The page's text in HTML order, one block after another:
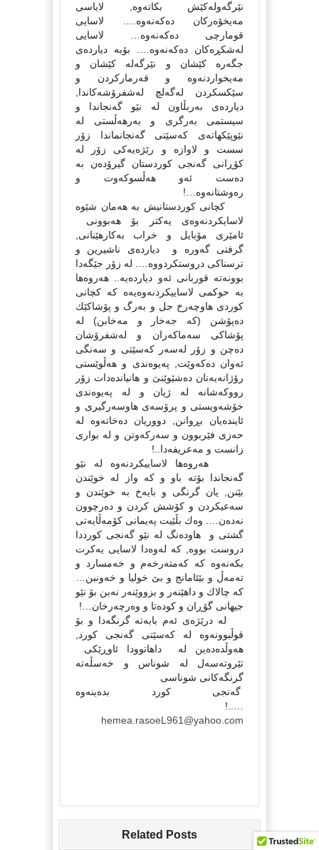
نێرگەولەكێش بكاتەوە, لایاسى
مەیخۆەركان دەكەنەوە…. لاسایى
قومارچى دەكەنەوە… لاسایى
لەشكڕەكان دەكەنەوە…. بۆیە دیاردەى
جگەرە كێشان و نێرگەلە كێشان و
مەیخواردنەوە و قەرماركردن و
سێكسكردن لەگەلچ لەشفرۆشەكاندا,
دیاردەى بەربڵاون لە نێو گەنجاندا و
سیستمى بەرگرى و بەرهەڵستى لە
نێوپێكهاتەى كەسێتى گەنجانماندا زۆر
سست و لاوازە و رێژەیەكى زۆر لە
كۆڕانى گەنجى كوردستان گیرۆدەن بە
دەست ئەو هەڵسوكەوت و
رەوشتانەوە…!
كچانى كوردستانیش بە هەمان شێوە
لاسایكردنەوەى یەكتر بۆ هەبوونى
ئامێرى مۆبایل و خراب بەكارهێنانى,
گرفتى گەورە و دیاردەى ناشیرین و
ترسناكى دروستكردووە…. لە زۆر جێگەدا
بوونەتە قوربانى ئەو دیاردەیە.. هەروەها
بە حوكمى لاساییكردنەوەیەە كە كچانى
كوردى هاوچەرخ جل و بەرگ و پۆشاكێك
دەپۆشن (كە جەخار و مەخابن) لە
پۆشاكى سەماكەران و لەشفرۆشان
دەچن و زۆر لەسەر كەسێتى و سەنگى
ئەوان دەكەوێت, پەیوەندى و هەڵوێستى
رۆژانەیەنان دەشێوێنىَ و هانیاندەدات زۆر
رووكەشانە لە ژیان و لە پەیوەندى
خۆشەویستى و پرۆسەى هاوسەرگیرى و
ئایندەیان بڕوانن, دووریان دەخاتەوە لە
حەزى فێربوون و سەركەوتن و لە بوارى
زانست و مەعریفەدا..!
هەروەها لاساییكردنەوە لە نێو
گەنجاندا بۆتە باو و كە واز لە خوێندن
بێنن, یان گرنگى و بایەخ بە خوێندن و
سەعیكردن و كۆشش كردن و دەرچوون
نەدەن…. وەك بڵێیت پەیمانى كۆمەڵایەتى
گشتى و هاودەنگ لە نێو گەنجى كورددا
دروست بووە, كە لەوەدا لاسایى یەكرت
بكەنەوە كە كەمتەرخەم و خەمسارد و
تەمەڵ و بێئامانج و بێ خولیا و خەونبن…
كە چالاك و داهێنەر و بزووێنەر نەبن بۆ نێو
جیهانى گۆڕان و كودەتا و وەرچەرخان…!
لە درێژەى ئەم بابەتە گرنگەدا و بۆ
قوڵبوونەوە لە كەسێتى گەنجى كورد,
هەوڵدەدەین لە داهاتوودا ئاوڕێكى
تێروتەسەل لە شوناس و خەسڵەتە
گرنگەكانى شوناسى
گەنجى كورد بدەینەوە
…..!
hemea.rasoeL961@yahoo.com
Related Posts